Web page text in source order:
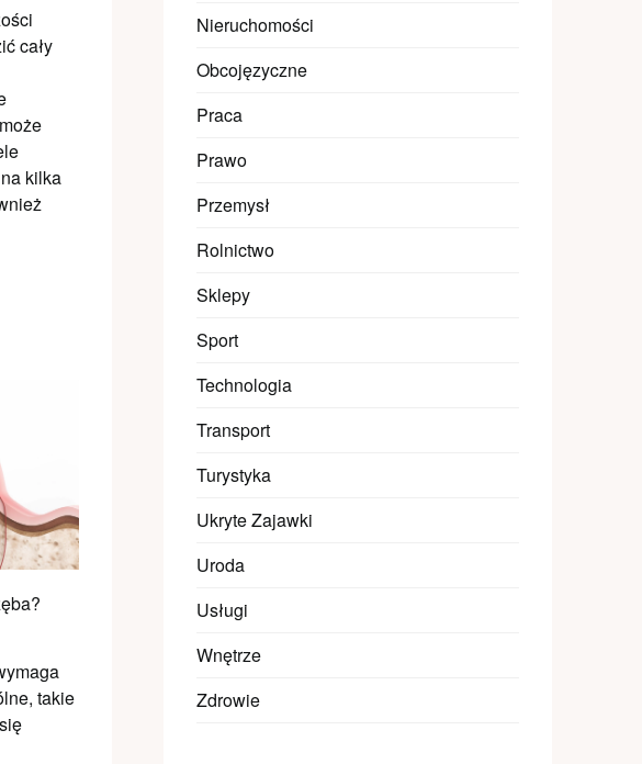
cały
kilka
takie
Nieruchomości
Obcojęzyczne
Praca
Prawo
Przemysł
Rolnictwo
Sklepy
Sport
Technologia
Transport
Turystyka
Ukryte Zajawki
Uroda
Usługi
Wnętrze
Zdrowie